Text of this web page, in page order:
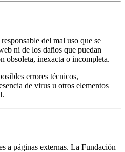
del mal uso que se
ni de los daños que puedan
obsoleta, inexacta o incompleta.
errores técnicos,
de virus u otros elementos
a páginas externas. La Fundación